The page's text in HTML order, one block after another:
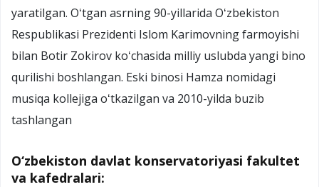
yaratilgan. Oʻtgan asrning 90-yillarida Oʻzbekiston
Respublikasi Prezidenti Islom Karimovning farmoyishi
bilan Botir Zokirov koʻchasida milliy uslubda yangi bino
qurilishi boshlangan. Eski binosi Hamza nomidagi
musiqa kollejiga oʻtkazilgan va 2010-yilda buzib
tashlangan
O‘zbekiston davlat konservatoriyasi fakultet
va kafedralari: